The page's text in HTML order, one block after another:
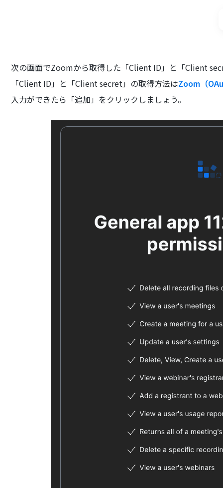
次の画面でZoomから取得した「Client ID」と「Client
「Client ID」と「Client secret」の取得方法はZoom（
入力ができたら「追加」をクリックしましょう。